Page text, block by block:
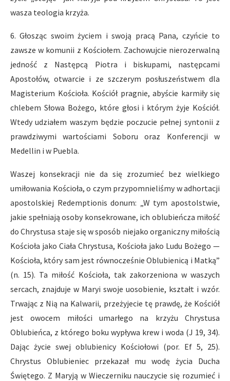
wasza teologia krzyża.
6. Głosząc swoim życiem i swoją pracą Pana, czyńcie to
zawsze w komunii z Kościołem. Zachowujcie nierozerwalną
jedność z Następcą Piotra i biskupami, następcami
Apostołów, otwarcie i ze szczerym posłuszeństwem dla
Magisterium Kościoła. Kościół pragnie, abyście karmiły się
chlebem Słowa Bożego, które głosi i którym żyje Kościół.
Wtedy udziałem waszym będzie poczucie pełnej syntonii z
prawdziwymi wartościami Soboru oraz Konferencji w
Medellin i w Puebla.
Waszej konsekracji nie da się zrozumieć bez wielkiego
umiłowania Kościoła, o czym przypomnieliśmy w adhortacji
apostolskiej Redemptionis donum: „W tym apostolstwie,
jakie spełniają osoby konsekrowane, ich oblubieńcza miłość
do Chrystusa staje się w sposób niejako organiczny miłością
Kościoła jako Ciała Chrystusa, Kościoła jako Ludu Bożego —
Kościoła, który sam jest równocześnie Oblubienicą i Matką”
(n. 15). Ta miłość Kościoła, tak zakorzeniona w waszych
sercach, znajduje w Maryi swoje uosobienie, kształt i wzór.
Trwając z Nią na Kalwarii, przeżyjecie tę prawdę, że Kościół
jest owocem miłości umarłego na krzyżu Chrystusa
Oblubieńca, z którego boku wypływa krew i woda (J 19, 34).
Dając życie swej oblubienicy Kościołowi (por. Ef 5, 25).
Chrystus Oblubieniec przekazał mu wodę życia Ducha
Świętego. Z Maryją w Wieczerniku nauczycie się rozumieć i